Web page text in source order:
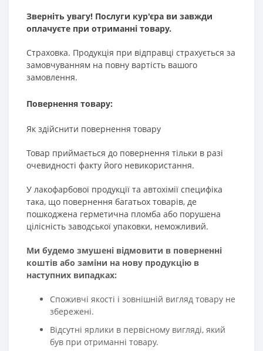
Зверніть увагу! Послуги кур'єра ви завжди
оплачуєте при отриманні товару.
Страховка. Продукція при відправці страхується за
замовчуванням на повну вартість вашого
замовлення.
Повернення товару:
Як здійснити повернення товару
Товар приймається до повернення тільки в разі
очевидності факту його невикористання.
У лакофарбової продукції та автохімії специфіка
така, що повернення багатьох товарів, де
пошкоджена герметична пломба або порушена
цілісність заводської упаковки, неможливий.
Ми будемо змушені відмовити в поверненні
коштів або заміни на нову продукцію в
наступних випадках:
Споживчі якості і зовнішній вигляд товару не
збережені.
Відсутні ярлики в первісному вигляді, який
був при отриманні товару.